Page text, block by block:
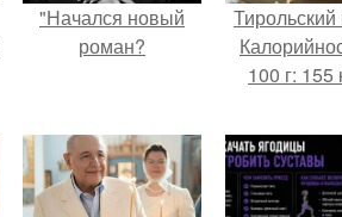
"Начался новый
роман?
Тирольский
100 г: 155